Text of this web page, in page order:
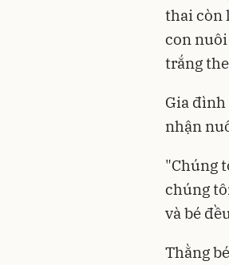
thai còn
con
trắng
Gia đình
nhận
"Chúng
chúng
và bé
Thằng